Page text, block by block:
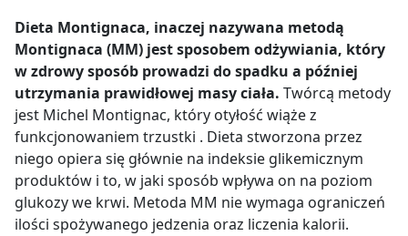
Dieta Montignaca, inaczej nazywana metodą
Montignaca (MM) jest sposobem odżywiania, który
w zdrowy sposób prowadzi do spadku a później
utrzymania prawidłowej masy ciała. Twórcą metody
jest Michel Montignac, który otyłość wiąże z
funkcjonowaniem trzustki . Dieta stworzona przez
niego opiera się głównie na indeksie glikemicznym
produktów i to, w jaki sposób wpływa on na poziom
glukozy we krwi. Metoda MM nie wymaga ograniczeń
ilości spożywanego jedzenia oraz liczenia kalorii.